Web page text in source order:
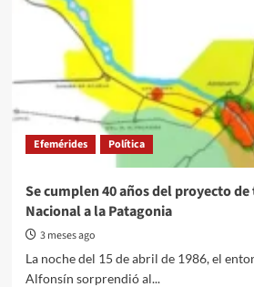
y
se
profundiza
la
preocupación
social
Efemérides Política
Se cumplen 40 años del proyecto
Nacional a la Patagonia
3 meses ago
La noche del 15 de abril de 1986, el
Alfonsín sorprendió al...